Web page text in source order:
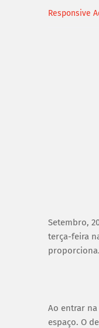
Responsive
Setembro,
terça-feira
proporciona.
Ao entrar
espaço. O